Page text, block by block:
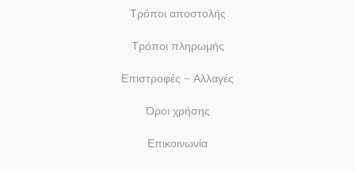
Τρόποι αποστολής
Τρόποι πληρωμής
Επιστροφές – Αλλαγές
Όροι χρήσης
Επικοινωνία